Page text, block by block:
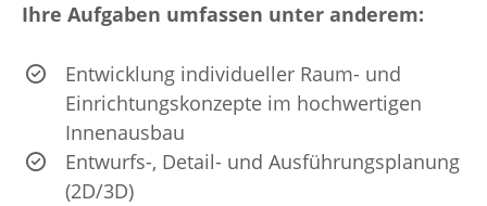
Ihre Aufgaben umfassen unter anderem:
Entwicklung individueller Raum- und
Einrichtungskonzepte im hochwertigen
Innenausbau
Entwurfs-, Detail- und Ausführungsplanung
(2D/3D)